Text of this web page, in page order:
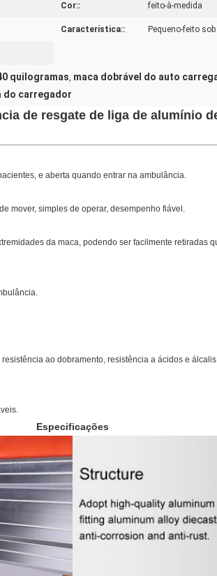
Cor:: feito-à-medida
Característica:: Pequeno-feito
quilogramas, maca dobrável do auto
do carregador
de resgate de liga de alumínio
e aberta quando entrar na ambulância.
mover, simples de operar, desempenho fiável.
da maca, podendo ser facilmente retiradas
ao dobramento, resistência a ácidos e
Especificações